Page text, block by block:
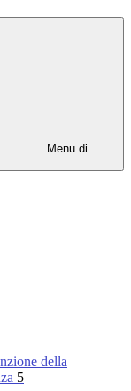
Menu di
della
5